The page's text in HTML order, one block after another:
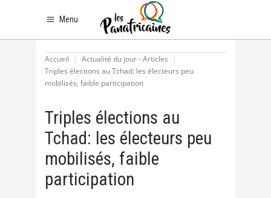
Menu
Accueil
Actualité du jour - Articles
Triples élections au Tchad: les électeurs peu
mobilisés, faible participation
Triples élections au
Tchad: les électeurs peu
mobilisés, faible
participation